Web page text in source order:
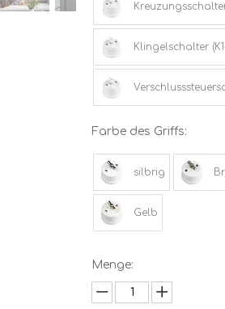
Kreuzungsschalter
Klingelschalter
Farbe des Griffs:
silbrig
Gelb
Menge: